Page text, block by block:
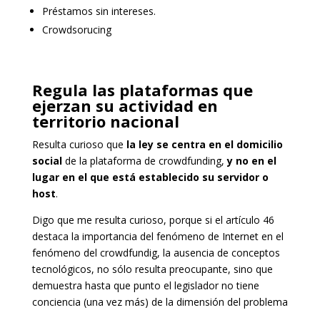
Préstamos sin intereses.
Crowdsorucing
Regula las plataformas que
ejerzan su actividad en
territorio nacional
Resulta curioso que la ley se centra en el domicilio
socialde la plataforma de crowdfunding,y no en el
lugar en el que está establecido su servidor o
host.
Digo que me resulta curioso, porque si el artículo 46
destaca la importancia del fenómeno de Internet en el
fenómeno del crowdfundig, la ausencia de conceptos
tecnológicos, no sólo resulta preocupante, sino que
demuestra hasta que punto el legislador no tiene
conciencia (una vez más) de la dimensión del problema